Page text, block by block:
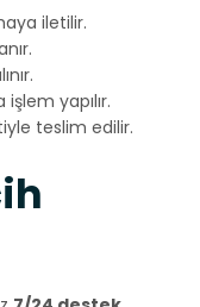
iletilir.
yapılır.
teslim edilir.